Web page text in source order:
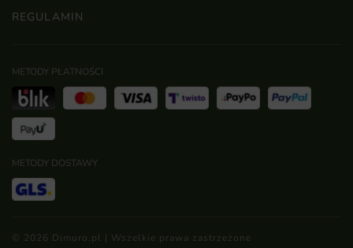
REGULAMIN
METODY PŁATNOŚCI
METODY DOSTAWY
© 2026 Dimuro.pl | Wszelkie prawa zastrzeżone